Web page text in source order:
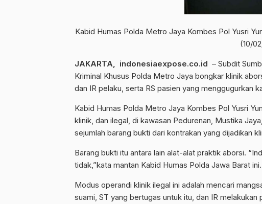
Kabid Humas Polda Metro Jaya Kombes Pol Yusri
(10/
JAKARTA, indonesiaexpose.co.id – Subdit
Kriminal Khusus Polda Metro Jaya bongkar klinik
dan IR pelaku, serta RS pasien yang menggugurkan
Kabid Humas Polda Metro Jaya Kombes Pol Yusri
klinik, dan ilegal, di kawasan Pedurenan, Mustika
sejumlah barang bukti dari kontrakan yang dijadikan
Barang bukti itu antara lain alat-alat praktik aborsi.
tidak,”kata mantan Kabid Humas Polda Jawa Barat ini.
Modus operandi klinik ilegal ini adalah mencari
suami, ST yang bertugas untuk itu, dan IR